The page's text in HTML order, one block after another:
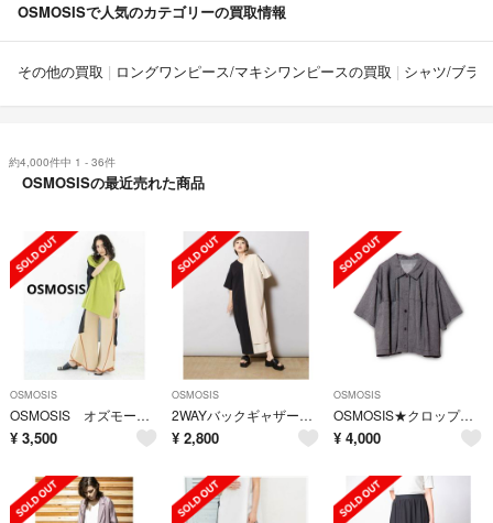
OSMOSISで人気のカテゴリーの買取情報
その他の買取 ロングワンピース/マキシワンピースの買取 シャツ/ブラ
約4,000件中 1 - 36件
OSMOSISの最近売れた商品
OSMOSIS
OSMOSIS オズモーシス ラインフレアニットパンツ ベージュ 送料込み
¥ 3,500
OSMOSIS
2WAYバックギャザーワンピース black×ivory
¥ 2,800
OSMOSIS
OSMOSIS★クロップドコクーンシャツ
¥ 4,000